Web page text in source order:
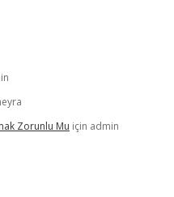
Zorunlu Mu için admin